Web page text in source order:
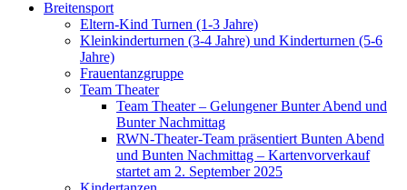
Breitensport
Eltern-Kind Turnen (1-3 Jahre)
Kleinkinderturnen (3-4 Jahre) und Kinderturnen (5-6
Jahre)
Frauentanzgruppe
Team Theater
Team Theater – Gelungener Bunter Abend und
Bunter Nachmittag
RWN-Theater-Team präsentiert Bunten Abend
und Bunten Nachmittag – Kartenvorverkauf
startet am 2. September 2025